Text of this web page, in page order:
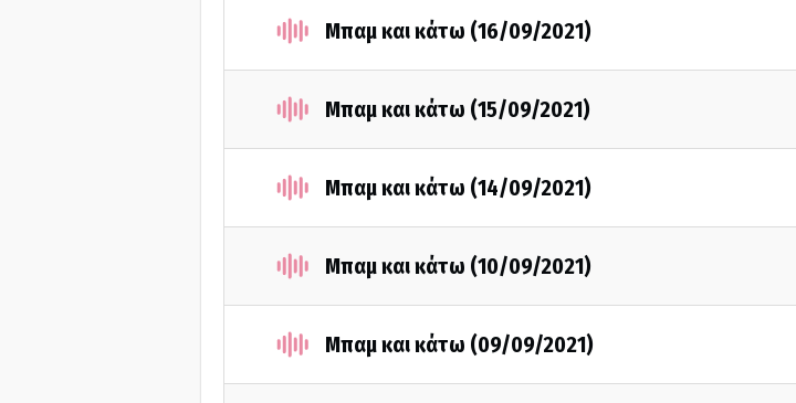
Μπαμ και κάτω (16/09/2021)
Μπαμ και κάτω (15/09/2021)
Μπαμ και κάτω (14/09/2021)
Μπαμ και κάτω (10/09/2021)
Μπαμ και κάτω (09/09/2021)